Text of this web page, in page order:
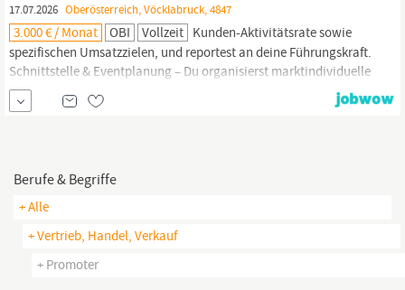
17.07.2026 Oberösterreich, Vöcklabruck, 4847
3.000 € / Monat OBI Vollzeit Kunden-Aktivitätsrate sowie
spezifischen Umsatzzielen, und reportest an deine Führungskraft.
Schnittstelle & Eventplanung – Du organisierst marktindividuelle
Kundenevents wie das Handwerkerfrühstück oder Netzwerk-
Stammtische. Zudem arbeitest du eng mit den Kolleg:innen aller
Berufe & Begriffe
+ Alle
+ Vertrieb, Handel, Verkauf
+ Promoter